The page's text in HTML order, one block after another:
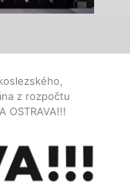
z rozpočtu
OSTRAVA!!!